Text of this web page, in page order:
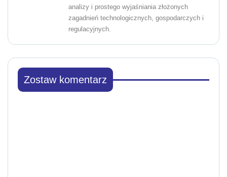
analizy i prostego wyjaśniania złożonych
zagadnień technologicznych, gospodarczych i
regulacyjnych.
Zostaw komentarz